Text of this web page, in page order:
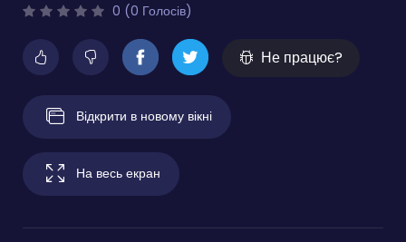
0 (0 Голосів)
Не працює?
Відкрити в новому вікні
На весь екран